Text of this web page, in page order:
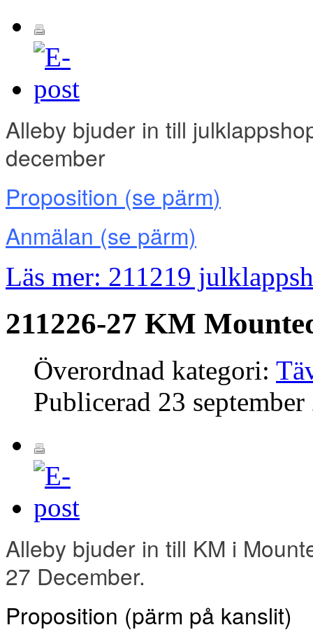
Alleby bjuder in till
december
Proposition (se pärm)
Anmälan (se pärm)
Läs mer: 211219
211226-27 KM
Överordnad kategori:
Publicerad 23
Alleby bjuder in till KM i
27 December.
Proposition (pärm på kanslit)